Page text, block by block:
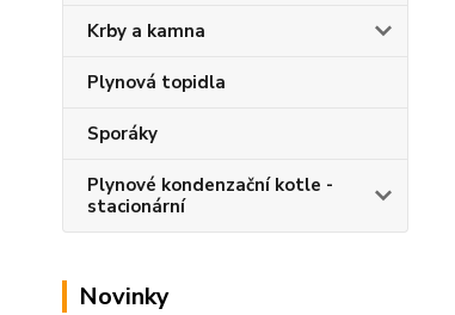
Krby a kamna
Plynová topidla
Sporáky
Plynové kondenzační kotle -
stacionární
Novinky